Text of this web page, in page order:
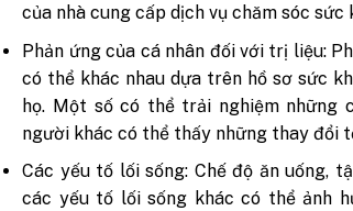
của nhà cung cấp dịch vụ chăm sóc
Phản ứng của cá nhân đối với trị liệu:
có thể khác nhau dựa trên hồ sơ sức
họ. Một số có thể trải nghiệm những
người khác có thể thấy những thay đổi
Các yếu tố lối sống: Chế độ ăn uống,
các yếu tố lối sống khác có thể ảnh